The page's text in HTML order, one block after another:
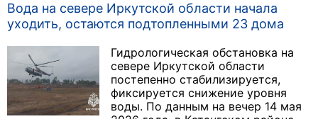
Вода на севере Иркутской области начала
уходить, остаются подтопленными 23 дома
Гидрологическая обстановка на
севере Иркутской области
постепенно стабилизируется,
фиксируется снижение уровня
воды. По данным на вечер 14 мая